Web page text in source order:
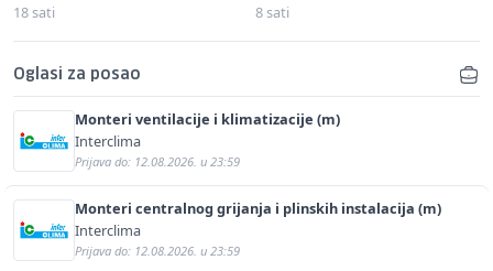
18 sati 8 sati
Oglasi za posao
Monteri ventilacije i klimatizacije (m)
Interclima
Prijava do: 12.08.2026. u 23:59
Monteri centralnog grijanja i plinskih instalacija (m)
Interclima
Prijava do: 12.08.2026. u 23:59